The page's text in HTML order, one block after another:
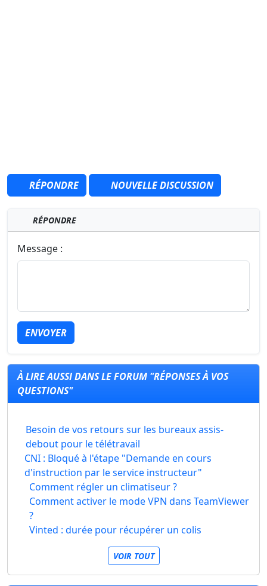
RÉPONDRE NOUVELLE DISCUSSION
RÉPONDRE
Message :
ENVOYER
À LIRE AUSSI DANS LE FORUM "RÉPONSES À VOS
QUESTIONS"
Besoin de vos retours sur les bureaux assis-
debout pour le télétravail
CNI : Bloqué à l'étape "Demande en cours
d'instruction par le service instructeur"
Comment régler un climatiseur ?
Comment activer le mode VPN dans TeamViewer
?
Vinted : durée pour récupérer un colis
VOIR TOUT